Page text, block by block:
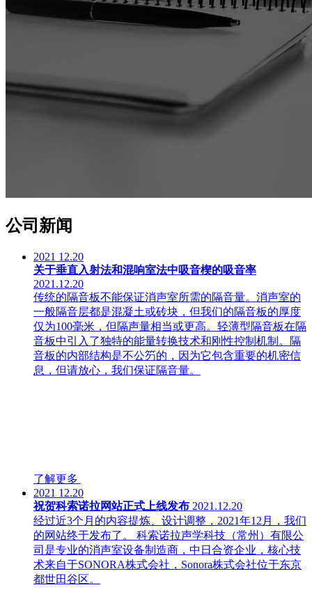
公司新闻
2021 12.20
关于垂直入射法和混响室法中吸音楔的吸音率
2021.12.20
传统的隔音板不能保证消声室所需的隔音量。消声室的
一般隔音层都是混凝土或砖块，但我们的隔音板的厚度
仅为100毫米，但隔声量相当或更高。轻薄型隔音板在隔
音板中引入了独特的能量转换技术和刚性控制机制。隔
音板的内部结构是不公䇖的，因为它包含重要的机密信
息，但请放心，我们保证隔音量。
了解更多
2021 12.20
祝贺科索诺拉网站正式上线发布 2021.12.20
经过近3个月的内容提炼、设计调整，2021年12月，我们
的网站终于发布了。 科索诺拉声学科技（常州）有限公
司是专业的消声室设备制造商，中日合资企业，核心技
术来自于SONORA株式会社，Sonora株式会社位于东京
都世田谷区。